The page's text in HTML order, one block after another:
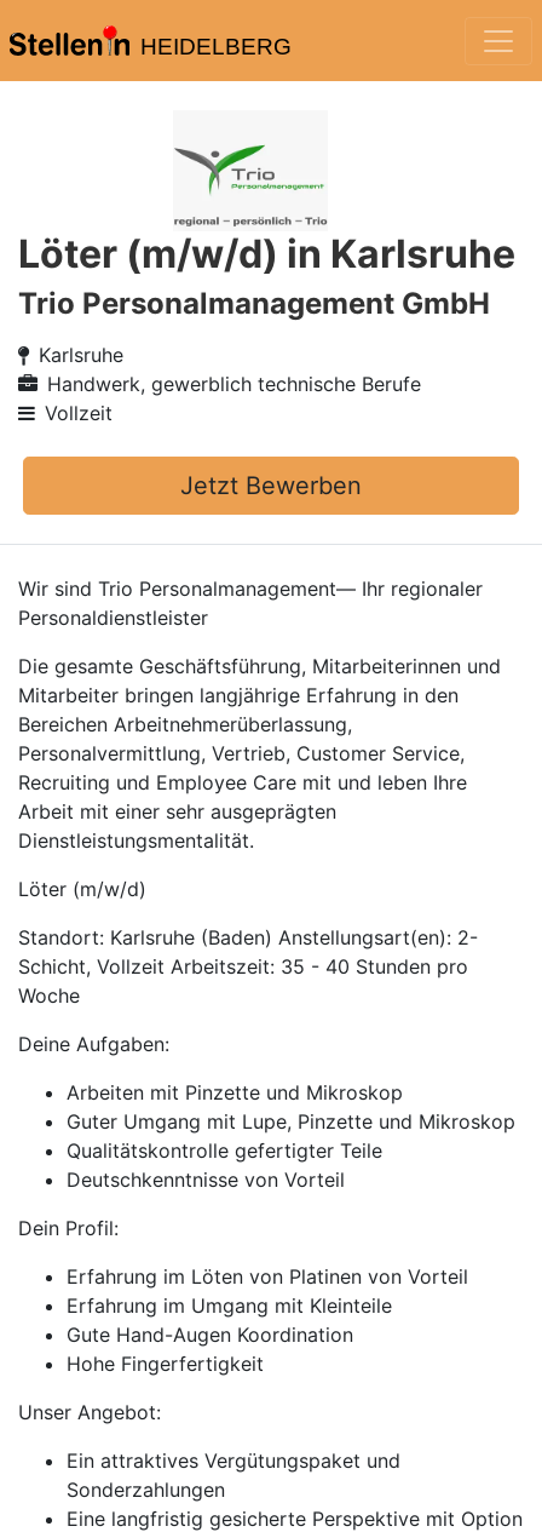
HEIDELBERG
Löter (m/w/d) in Karlsruhe
Trio Personalmanagement GmbH
Karlsruhe
Handwerk, gewerblich technische Berufe
Vollzeit
Jetzt Bewerben
Wir sind Trio Personalmanagement— Ihr regionaler
Personaldienstleister
Die gesamte Geschäftsführung, Mitarbeiterinnen und
Mitarbeiter bringen langjährige Erfahrung in den
Bereichen Arbeitnehmerüberlassung,
Personalvermittlung, Vertrieb, Customer Service,
Recruiting und Employee Care mit und leben Ihre
Arbeit mit einer sehr ausgeprägten
Dienstleistungsmentalität.
Löter (m/w/d)
Standort: Karlsruhe (Baden) Anstellungsart(en): 2-
Schicht, Vollzeit Arbeitszeit: 35 - 40 Stunden pro
Woche
Deine Aufgaben:
Arbeiten mit Pinzette und Mikroskop
Guter Umgang mit Lupe, Pinzette und Mikroskop
Qualitätskontrolle gefertigter Teile
Deutschkenntnisse von Vorteil
Dein Profil:
Erfahrung im Löten von Platinen von Vorteil
Erfahrung im Umgang mit Kleinteile
Gute Hand-Augen Koordination
Hohe Fingerfertigkeit
Unser Angebot:
Ein attraktives Vergütungspaket und
Sonderzahlungen
Eine langfristig gesicherte Perspektive mit Option